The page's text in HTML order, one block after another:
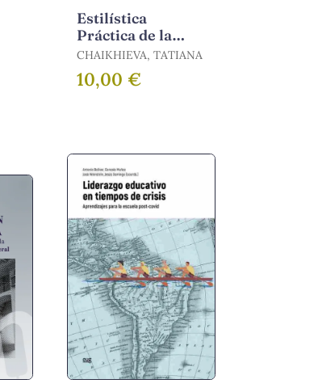
Estilística
Práctica de la
Lengua Rusa
CHAIKHIEVA, TATIANA
10,00 €